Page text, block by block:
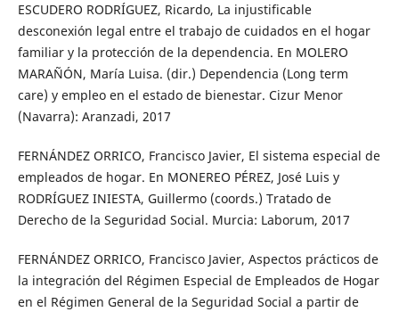
ESCUDERO RODRÍGUEZ, Ricardo, La injustificable
desconexión legal entre el trabajo de cuidados en el hogar
familiar y la protección de la dependencia. En MOLERO
MARAÑÓN, María Luisa. (dir.) Dependencia (Long term
care) y empleo en el estado de bienestar. Cizur Menor
(Navarra): Aranzadi, 2017
FERNÁNDEZ ORRICO, Francisco Javier, El sistema especial de
empleados de hogar. En MONEREO PÉREZ, José Luis y
RODRÍGUEZ INIESTA, Guillermo (coords.) Tratado de
Derecho de la Seguridad Social. Murcia: Laborum, 2017
FERNÁNDEZ ORRICO, Francisco Javier, Aspectos prácticos de
la integración del Régimen Especial de Empleados de Hogar
en el Régimen General de la Seguridad Social a partir de